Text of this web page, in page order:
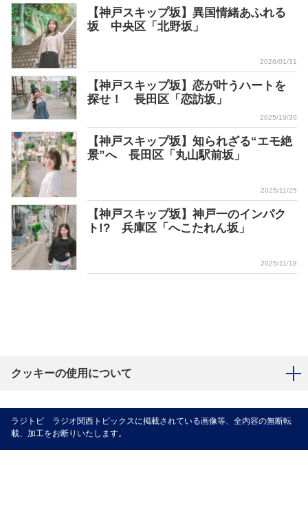
【神戸スキップ坂】異国情緒あふれる
坂 中央区「北野坂」
2026/01/31
【神戸スキップ坂】恋が叶うハートを
探せ！ 長田区「恋訪坂」
2025/10/30
【神戸スキップ坂】知られざる“エモ絶
景”へ 長田区「丸山駅前坂」
2025/11/25
【神戸スキップ坂】神戸一のインパク
ト!? 兵庫区「へこたれん坂」
2025/11/18
クッキーの使用について
ラジトピ ラジオ関西トピックスに掲載されている画像等、全内容の無断転
載、加工をお断りいたします。